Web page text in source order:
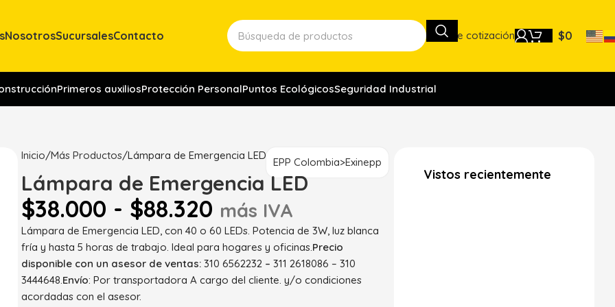
NosotrosSucursalesContacto Lista de cotización $0
Primeros auxiliosProtección PersonalPuntos EcológicosSeguridad Industrial
Inicio Más Productos Lámpara de Emergencia LED
EPP Colombia>Exinepp
Lámpara de Emergencia LED
$38.000 - $88.320 más IVA
Lámpara de Emergencia LED, con 40 o 60 LEDs. Potencia de 3W, luz blanca
fría y hasta 5 horas de trabajo. Ideal para hogares y oficinas.Precio
disponible con un asesor de ventas:310 6562232 –311 2618086 – 310
3444648.Envío: Por transportadora A cargo del cliente. y/o condiciones
acordadas con el asesor.
Vistos recientemente